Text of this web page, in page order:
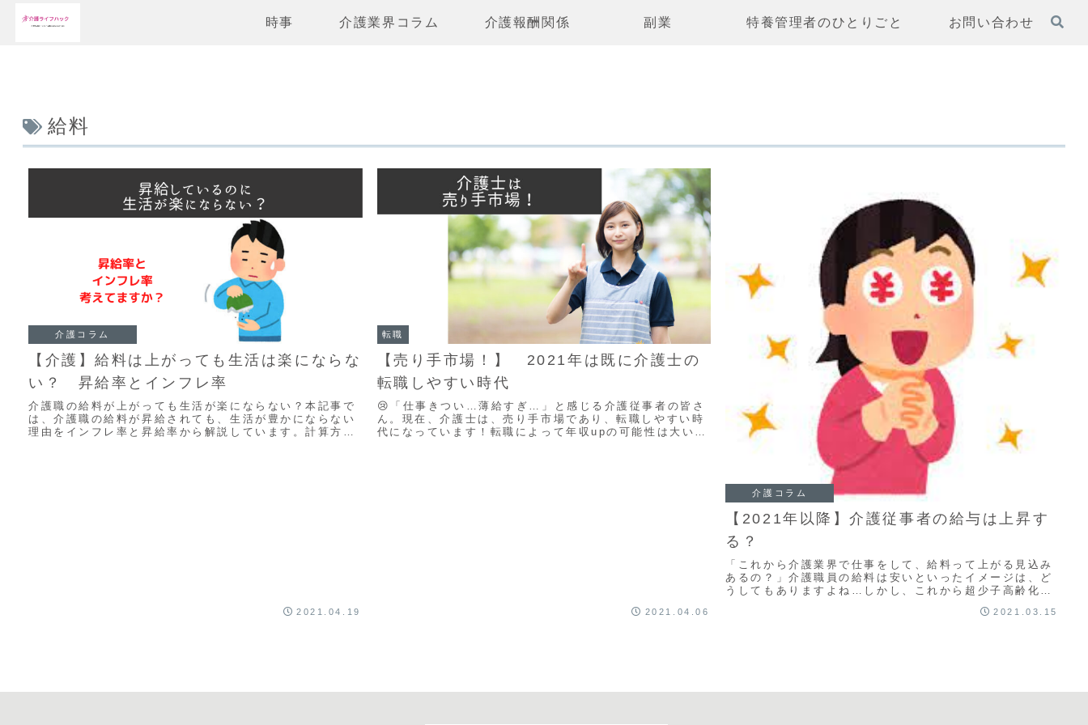
時事 介護業界コラム 介護報酬関係 副業 特養管理者のひとりごと お問い合わせ
給料
介護コラム
【介護】給料は上がっても生活は楽にならな
い？ 昇給率とインフレ率
介護職の給料が上がっても生活が楽にならない？本記事で
は、介護職の給料が昇給されても、生活が豊かにならない
理由をインフレ率と昇給率から解説しています。計算方法
2021.04.19
転職
【売り手市場！】 2021年は既に介護士の
転職しやすい時代
😢「仕事きつい…薄給すぎ…」と感じる介護従事者の皆さ
ん。現在、介護士は、売り手市場であり、転職しやすい時
代になっています！転職によって年収upの可能性は大いに
2021.04.06
介護コラム
【2021年以降】介護従事者の給与は上昇す
る？
「これから介護業界で仕事をして、給料って上がる見込み
あるの？」介護職員の給料は安いといったイメージは、ど
うしてもありますよね…しかし、これから超少子高齢化社
2021.03.15